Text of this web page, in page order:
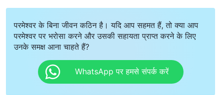
परमेश्वर के बिना जीवन कठिन है। यदि आप सहमत हैं, तो क्या आप
परमेश्वर पर भरोसा करने और उसकी सहायता प्राप्त करने के लिए
उनके समक्ष आना चाहते हैं?
WhatsApp पर हमसे संपर्क करें